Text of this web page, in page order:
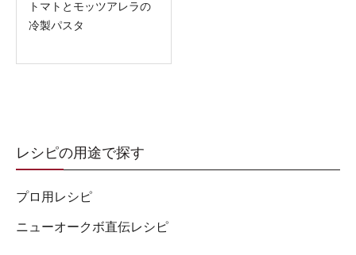
トマトとモッツアレラの
冷製パスタ
レシピの用途で探す
プロ用レシピ
ニューオークボ直伝レシピ